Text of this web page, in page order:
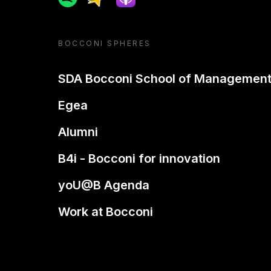
BOCCONI SPHERES
SDA Bocconi School of Management
Egea
Alumni
B4i - Bocconi for innovation
yoU@B Agenda
Work at Bocconi